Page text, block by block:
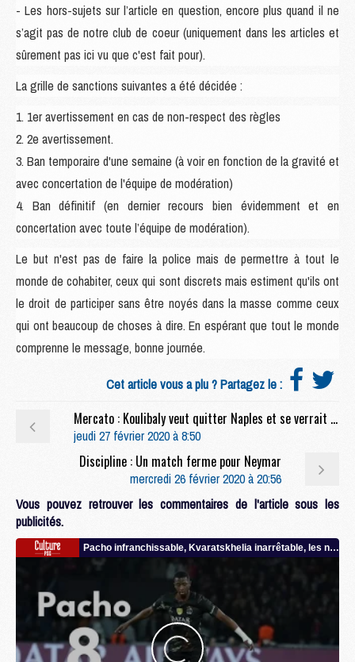
- Les hors-sujets sur l’article en question, encore plus quand il ne
s’agit pas de notre club de coeur (uniquement dans les articles et
sûrement pas ici vu que c'est fait pour).
La grille de sanctions suivantes a été décidée :
1. 1er avertissement en cas de non-respect des règles
2. 2e avertissement.
3. Ban temporaire d'une semaine (à voir en fonction de la gravité et
avec concertation de l'équipe de modération)
4. Ban définitif (en dernier recours bien évidemment et en
concertation avec toute l’équipe de modération).
Le but n'est pas de faire la police mais de permettre à tout le
monde de cohabiter, ceux qui sont discrets mais estiment qu'ils ont
le droit de participer sans être noyés dans la masse comme ceux
qui ont beaucoup de choses à dire. En espérant que tout le monde
comprenne le message, bonne journée.
Cet article vous a plu ? Partagez le :
Mercato : Koulibaly veut quitter Naples et se verrait bien au PSG (LP)
jeudi 27 février 2020 à 8:50
Discipline : Un match ferme pour Neymar
mercredi 26 février 2020 à 20:56
Vous pouvez retrouver les commentaires de l'article sous les
publicités.